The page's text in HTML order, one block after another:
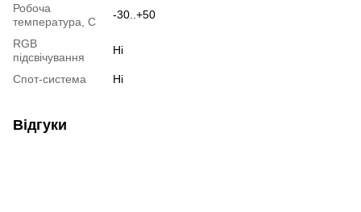
Робоча
температура, С
-30..+50
RGB
підсвічування
Ні
Спот-система Ні
Відгуки